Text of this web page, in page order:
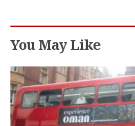
You May Like